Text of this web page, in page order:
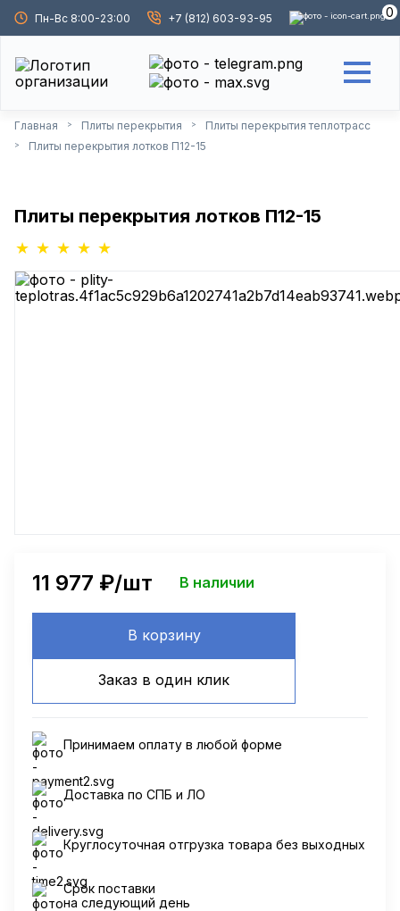
Пн-Вс 8:00-23:00 +7 (812) 603-93-95 0
Главная > Плиты перекрытия > Плиты перекрытия теплотрасс
> Плиты перекрытия лотков П12-15
Плиты перекрытия лотков П12-15
11 977 ₽/шт В наличии
В корзину
Заказ в один клик
Принимаем оплату в любой форме
Доставка по СПБ и ЛО
Круглосуточная отгрузка товара без выходных
Срок поставки
на следующий день